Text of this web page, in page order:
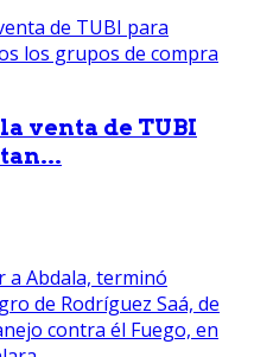
venta de TUBI